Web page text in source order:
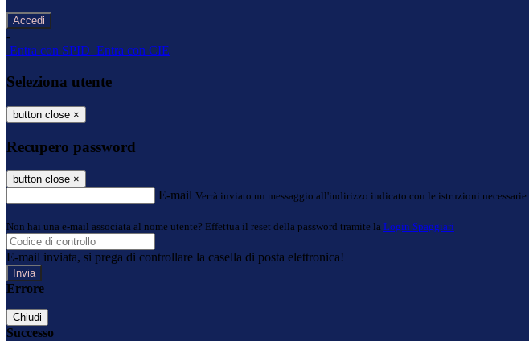
-
Entra con SPID Entra con CIE
Seleziona utente
button close ×
Recupero password
button close ×
E-mail Verrà inviato un messaggio all'indirizzo indicato con le istruzioni necessarie.
Non hai una e-mail associata al nome utente? Effettua il reset della password tramite la Login Spaggiari
E-mail inviata, si prega di controllare la casella di posta elettronica!
Errore
Chiudi
Successo